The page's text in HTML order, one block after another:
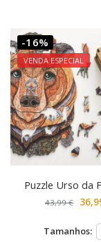
-16%
VENDA ESPECIAL
Puzzle Urso da
43,99€
Tamanhos: